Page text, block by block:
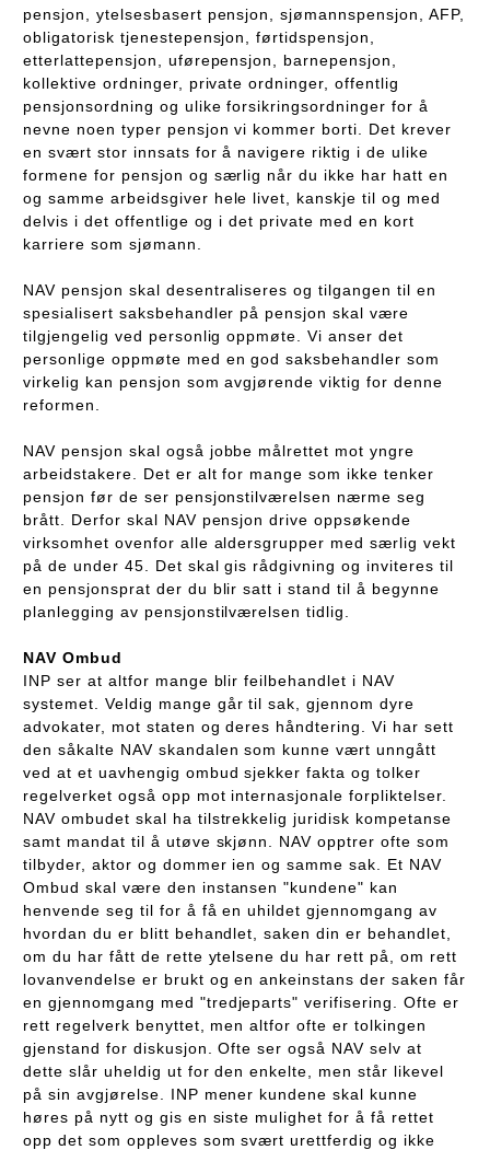
pensjon, ytelsesbasert pensjon, sjømannspensjon, AFP,
obligatorisk tjenestepensjon, førtidspensjon,
etterlattepensjon, uførepensjon, barnepensjon,
kollektive ordninger, private ordninger, offentlig
pensjonsordning og ulike forsikringsordninger for å
nevne noen typer pensjon vi kommer borti. Det krever
en svært stor innsats for å navigere riktig i de ulike
formene for pensjon og særlig når du ikke har hatt en
og samme arbeidsgiver hele livet, kanskje til og med
delvis i det offentlige og i det private med en kort
karriere som sjømann.
NAV pensjon skal desentraliseres og tilgangen til en
spesialisert saksbehandler på pensjon skal være
tilgjengelig ved personlig oppmøte. Vi anser det
personlige oppmøte med en god saksbehandler som
virkelig kan pensjon som avgjørende viktig for denne
reformen.
NAV pensjon skal også jobbe målrettet mot yngre
arbeidstakere. Det er alt for mange som ikke tenker
pensjon før de ser pensjonstilværelsen nærme seg
brått. Derfor skal NAV pensjon drive oppsøkende
virksomhet ovenfor alle aldersgrupper med særlig vekt
på de under 45. Det skal gis rådgivning og inviteres til
en pensjonsprat der du blir satt i stand til å begynne
planlegging av pensjonstilværelsen tidlig.
NAV Ombud
INP ser at altfor mange blir feilbehandlet i NAV
systemet. Veldig mange går til sak, gjennom dyre
advokater, mot staten og deres håndtering. Vi har sett
den såkalte NAV skandalen som kunne vært unngått
ved at et uavhengig ombud sjekker fakta og tolker
regelverket også opp mot internasjonale forpliktelser.
NAV ombudet skal ha tilstrekkelig juridisk kompetanse
samt mandat til å utøve skjønn. NAV opptrer ofte som
tilbyder, aktor og dommer ien og samme sak. Et NAV
Ombud skal være den instansen "kundene" kan
henvende seg til for å få en uhildet gjennomgang av
hvordan du er blitt behandlet, saken din er behandlet,
om du har fått de rette ytelsene du har rett på, om rett
lovanvendelse er brukt og en ankeinstans der saken får
en gjennomgang med "tredjeparts" verifisering. Ofte er
rett regelverk benyttet, men altfor ofte er tolkingen
gjenstand for diskusjon. Ofte ser også NAV selv at
dette slår uheldig ut for den enkelte, men står likevel
på sin avgjørelse. INP mener kundene skal kunne
høres på nytt og gis en siste mulighet for å få rettet
opp det som oppleves som svært urettferdig og ikke